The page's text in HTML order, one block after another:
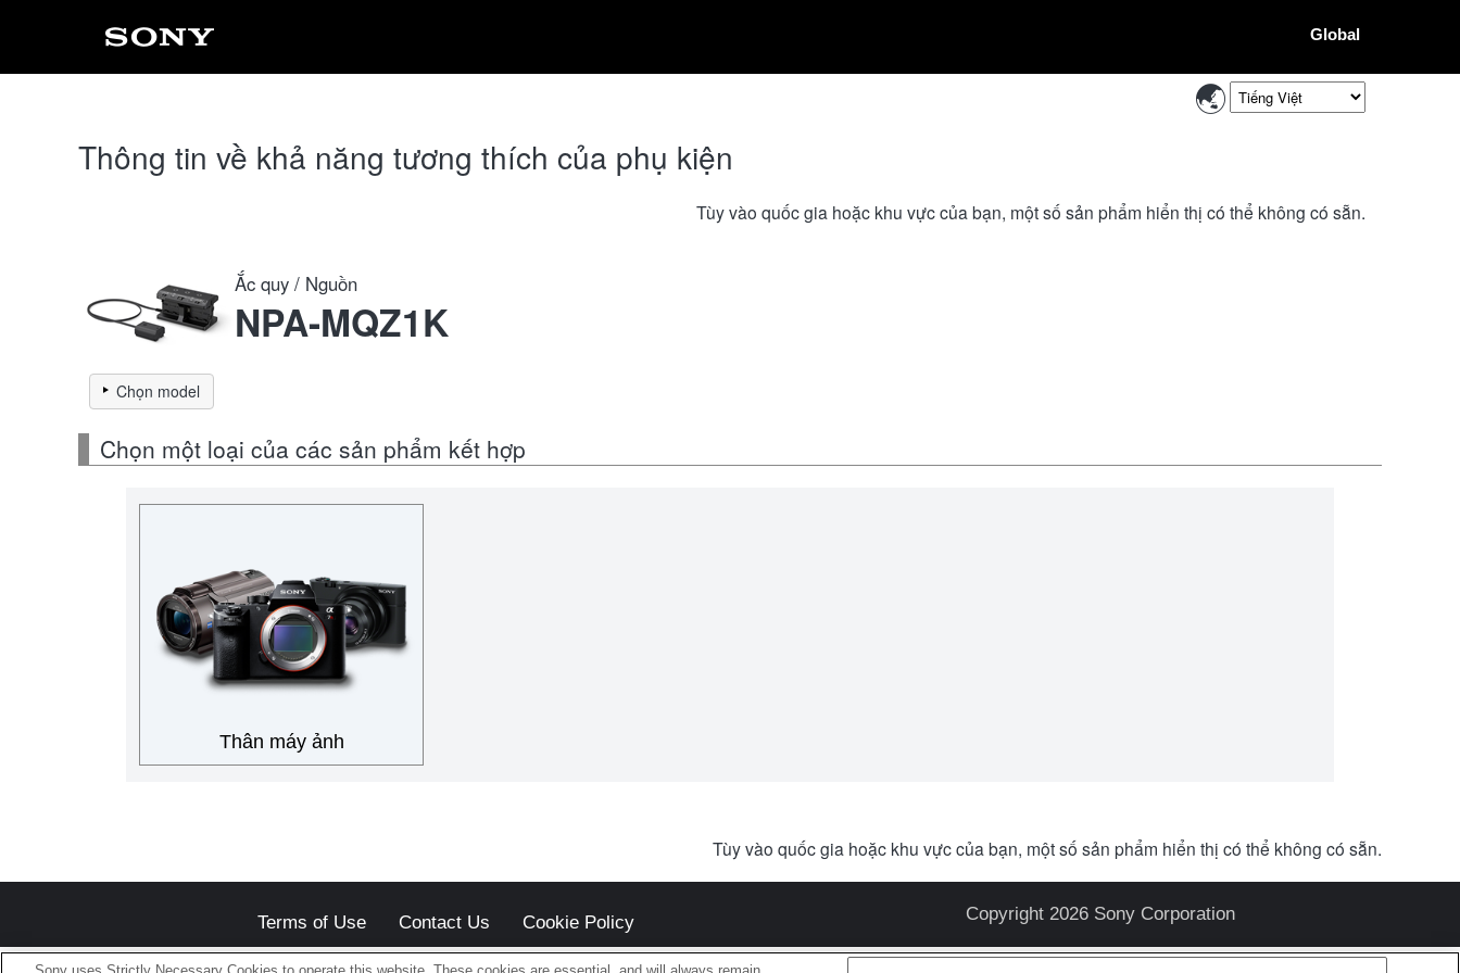
Global
Thông tin về khả năng tương thích của phụ kiện
Tùy vào quốc gia hoặc khu vực của bạn, một số sản phẩm hiển thị có thể không có sẵn.
Ắc quy / Nguồn
NPA-MQZ1K
Chọn model
Chọn một loại của các sản phẩm kết hợp
Thân máy ảnh
Tùy vào quốc gia hoặc khu vực của bạn, một số sản phẩm hiển thị có thể không có sẵn.
Terms of Use Contact Us Cookie Policy Copyright 2026 Sony Corporation